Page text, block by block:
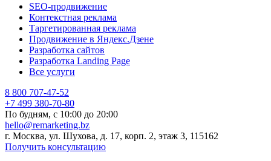
SEO-продвижение
Контекстная реклама
Таргетированная реклама
Продвижение в Яндекс.Дзене
Разработка сайтов
Разработка Landing Page
Все услуги
8 800 707-47-52
+7 499 380-70-80
По будням, с 10:00 до 20:00
hello@remarketing.bz
г. Москва, ул. Шухова, д. 17, корп. 2, этаж 3, 115162
Получить консультацию